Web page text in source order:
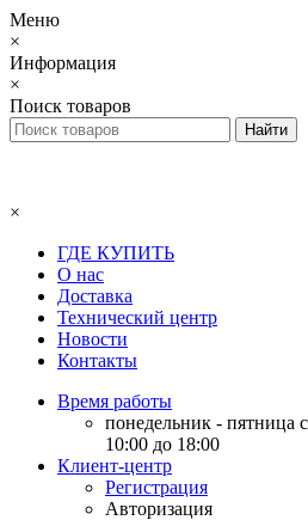
Меню
×
Информация
×
Поиск товаров
×
ГДЕ КУПИТЬ
О нас
Доставка
Технический центр
Новости
Контакты
Время работы
понедельник - пятница
10:00 до 18:00
Клиент-центр
Регистрация
Авторизация